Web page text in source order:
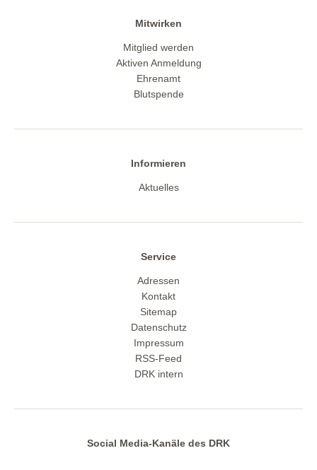
Mitwirken
Mitglied werden
Aktiven Anmeldung
Ehrenamt
Blutspende
Informieren
Aktuelles
Service
Adressen
Kontakt
Sitemap
Datenschutz
Impressum
RSS-Feed
DRK intern
Social Media-Kanäle des DRK